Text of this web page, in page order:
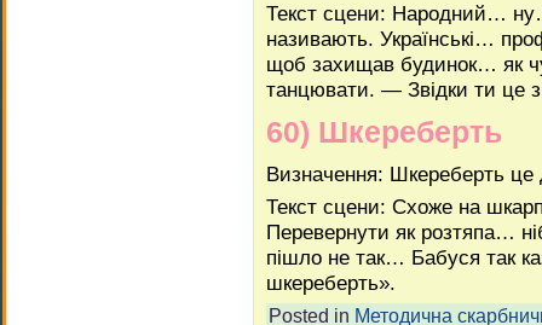
Текст сцени: Народний…
називають. Українські…
щоб захищав будинок… як
танцювати. — Звідки ти це
60) Шкереберть
Визначення: Шкереберть це
Текст сцени: Схоже на
Перевернути як розтяпа…
пішло не так… Бабуся так
шкереберть».
Posted in Методична